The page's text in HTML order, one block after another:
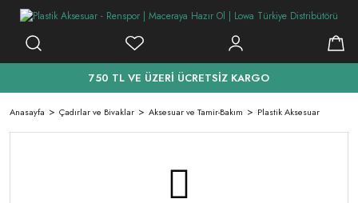
750 TL VE ÜZERİ ÜCRETSİZ KARGO
Anasayfa Çadırlar ve Bivaklar Aksesuar ve Tamir-Bakım Plastik Aksesuar